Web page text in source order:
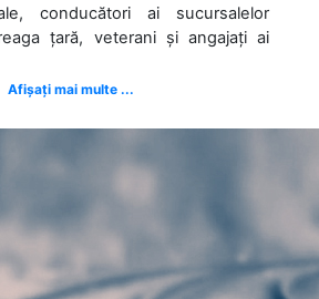
conducători ai sucursalelor
țară, veterani și angajați ai
Afișați mai multe ...